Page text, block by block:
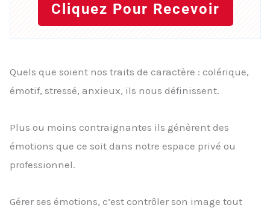
Cliquez Pour Recevoir
Quels que soient nos traits de caractère : colérique,
émotif, stressé, anxieux, ils nous définissent.
Plus ou moins contraignantes ils génèrent des
émotions que ce soit dans notre espace privé ou
professionnel.
Gérer ses émotions, c’est contrôler son image tout